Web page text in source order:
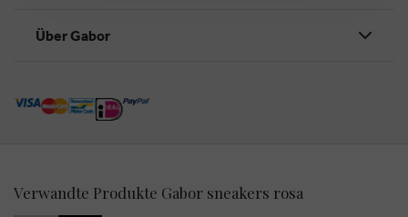
Über Gabor
Verwandte Produkte Gabor sneakers rosa